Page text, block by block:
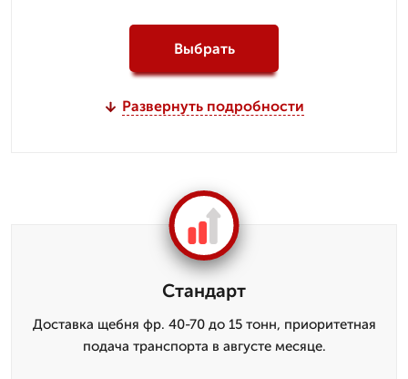
Выбрать
Развернуть подробности
Стандарт
Доставка щебня фр. 40-70 до 15 тонн, приоритетная
подача транспорта в августе месяце.